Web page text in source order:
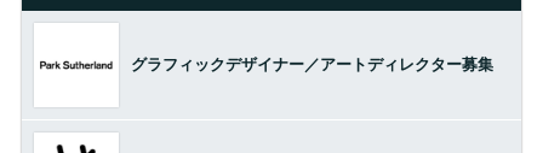
グラフィックデザイナー／アートディレクター募集